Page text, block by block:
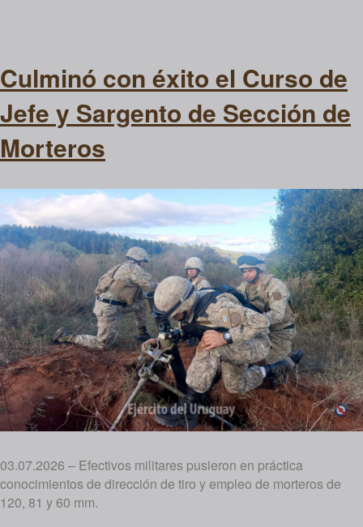
Culminó con éxito el Curso de
Jefe y Sargento de Sección de
Morteros
03.07.2026 – Efectivos militares pusieron en práctica
conocimientos de dirección de tiro y empleo de morteros de
120, 81 y 60 mm.